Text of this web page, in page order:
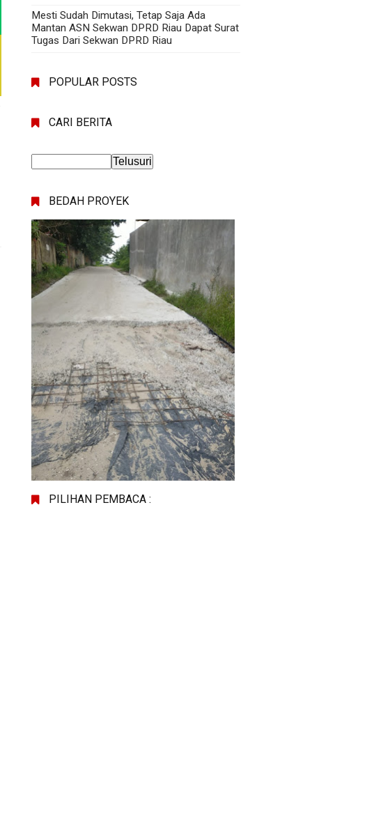
Mesti Sudah Dimutasi, Tetap Saja Ada
Mantan ASN Sekwan DPRD Riau Dapat Surat
Tugas Dari Sekwan DPRD Riau
POPULAR POSTS
CARI BERITA
BEDAH PROYEK
PILIHAN PEMBACA :